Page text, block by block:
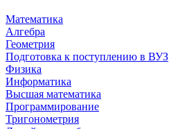
Математика
Алгебра
Геометрия
Подготовка к поступлению в ВУЗ
Физика
Информатика
Высшая математика
Программирование
Тригонометрия